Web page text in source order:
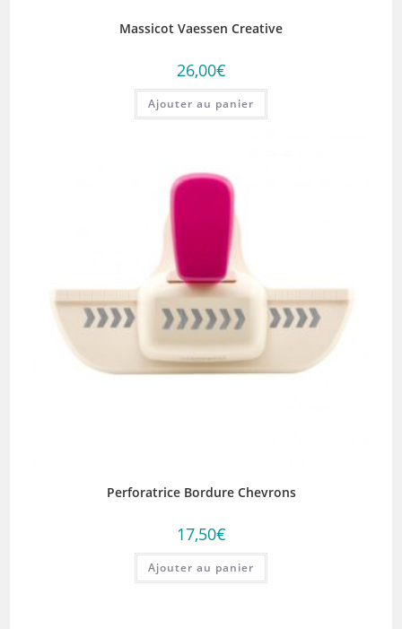
Massicot Vaessen Creative
26,00€
Ajouter au panier
Perforatrice Bordure Chevrons
17,50€
Ajouter au panier